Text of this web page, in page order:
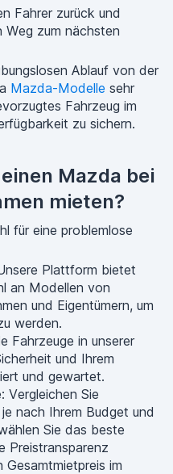
Fahrer zurück und
Weg zum nächsten
Ablauf von der
Mazda-Modelle sehr
Fahrzeug im
zu sichern.
Mazda bei
mieten?
für eine problemlose
Plattform bietet
an Modellen von
und Eigentümern, um
werden.
Fahrzeuge in unserer
und Ihrem
und gewartet.
Vergleichen Sie
nach Ihrem Budget und
Sie das beste
Preistransparenz
im